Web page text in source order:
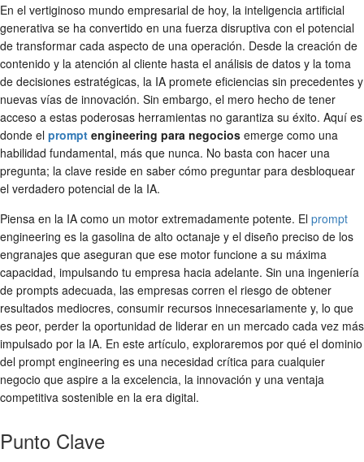
En el vertiginoso mundo empresarial de hoy, la inteligencia artificial
generativa se ha convertido en una fuerza disruptiva con el potencial
de transformar cada aspecto de una operación. Desde la creación de
contenido y la atención al cliente hasta el análisis de datos y la toma
de decisiones estratégicas, la IA promete eficiencias sin precedentes y
nuevas vías de innovación. Sin embargo, el mero hecho de tener
acceso a estas poderosas herramientas no garantiza su éxito. Aquí es
donde el prompt engineering para negocios emerge como una
habilidad fundamental, más que nunca. No basta con hacer una
pregunta; la clave reside en saber cómo preguntar para desbloquear
el verdadero potencial de la IA.
Piensa en la IA como un motor extremadamente potente. El prompt
engineering es la gasolina de alto octanaje y el diseño preciso de los
engranajes que aseguran que ese motor funcione a su máxima
capacidad, impulsando tu empresa hacia adelante. Sin una ingeniería
de prompts adecuada, las empresas corren el riesgo de obtener
resultados mediocres, consumir recursos innecesariamente y, lo que
es peor, perder la oportunidad de liderar en un mercado cada vez más
impulsado por la IA. En este artículo, exploraremos por qué el dominio
del prompt engineering es una necesidad crítica para cualquier
negocio que aspire a la excelencia, la innovación y una ventaja
competitiva sostenible en la era digital.
Punto Clave